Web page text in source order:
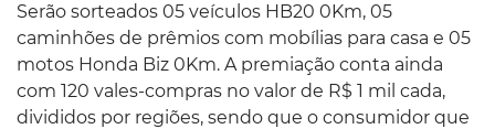
Serão sorteados 05 veículos HB20 0Km, 05
caminhões de prêmios com mobílias para casa e 05
motos Honda Biz 0Km. A premiação conta ainda
com 120 vales-compras no valor de R$ 1 mil cada,
divididos por regiões, sendo que o consumidor que